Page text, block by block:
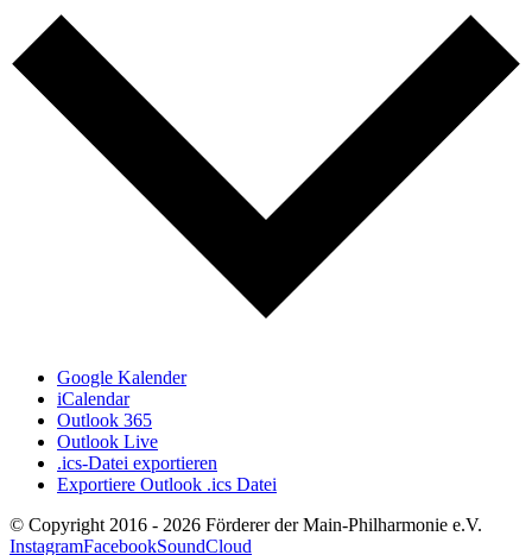
Google Kalender
iCalendar
Outlook 365
Outlook Live
.ics-Datei exportieren
Exportiere Outlook .ics Datei
© Copyright 2016 - 2026 Förderer der Main-Philharmonie e.V.
InstagramFacebookSoundCloud